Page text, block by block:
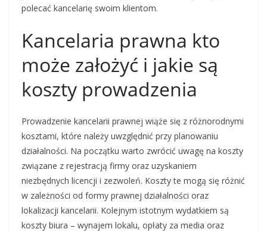
polecać kancelarię swoim klientom.
Kancelaria prawna kto
może założyć i jakie są
koszty prowadzenia
Prowadzenie kancelarii prawnej wiąże się z różnorodnymi
kosztami, które należy uwzględnić przy planowaniu
działalności. Na początku warto zwrócić uwagę na koszty
związane z rejestracją firmy oraz uzyskaniem
niezbędnych licencji i zezwoleń. Koszty te mogą się różnić
w zależności od formy prawnej działalności oraz
lokalizacji kancelarii. Kolejnym istotnym wydatkiem są
koszty biura – wynajem lokalu, opłaty za media oraz